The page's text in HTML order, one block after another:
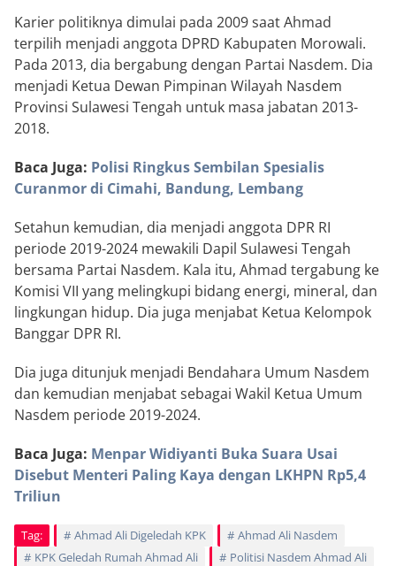
Karier politiknya dimulai pada 2009 saat Ahmad
terpilih menjadi anggota DPRD Kabupaten Morowali.
Pada 2013, dia bergabung dengan Partai Nasdem. Dia
menjadi Ketua Dewan Pimpinan Wilayah Nasdem
Provinsi Sulawesi Tengah untuk masa jabatan 2013-
2018.
Baca Juga: Polisi Ringkus Sembilan Spesialis
Curanmor di Cimahi, Bandung, Lembang
Setahun kemudian, dia menjadi anggota DPR RI
periode 2019-2024 mewakili Dapil Sulawesi Tengah
bersama Partai Nasdem. Kala itu, Ahmad tergabung ke
Komisi VII yang melingkupi bidang energi, mineral, dan
lingkungan hidup. Dia juga menjabat Ketua Kelompok
Banggar DPR RI.
Dia juga ditunjuk menjadi Bendahara Umum Nasdem
dan kemudian menjabat sebagai Wakil Ketua Umum
Nasdem periode 2019-2024.
Baca Juga: Menpar Widiyanti Buka Suara Usai
Disebut Menteri Paling Kaya dengan LKHPN Rp5,4
Triliun
Tag: Ahmad Ali Digeledah KPK
Ahmad Ali Nasdem
KPK Geledah Rumah Ahmad Ali
Politisi Nasdem Ahmad Ali